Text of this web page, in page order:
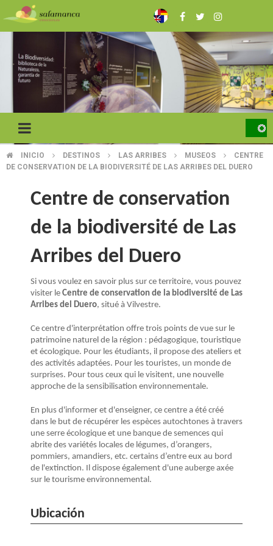
to
BREADCRUMB
INICIO DESTINOS LAS ARRIBES MUSEOS
CENTRE
DE CONSERVATION DE LA BIODIVERSITÉ DE LAS ARRIBES DEL DUERO
Centre de conservation
de la biodiversité de Las
Arribes del Duero
Si vous voulez en savoir plus sur ce territoire, vous pouvez
visiter le Centre de conservation de la biodiversité de Las
Arribes del Duero, situé à Vilvestre.
Ce centre d'interprétation offre trois points de vue sur le
patrimoine naturel de la région : pédagogique, touristique
et écologique. Pour les étudiants, il propose des ateliers et
des activités adaptées. Pour les touristes, un monde de
surprises. Pour tous ceux qui le visitent, une nouvelle
approche de la sensibilisation environnementale.
En plus d'informer et d'enseigner, ce centre a été créé
dans le but de récupérer les espèces autochtones à travers
une serre écologique et une banque de semences qui
abrite des variétés locales de légumes, d’orangers,
pommiers, amandiers, etc. certains d’entre eux au bord
de l'extinction. Il dispose également d'une auberge axée
sur le tourisme environnemental.
Ubicación